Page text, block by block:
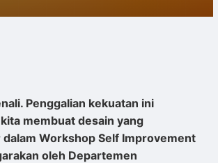
Penggalian kekuatan ini
membuat desain yang
Workshop Self Improvement
oleh Departemen